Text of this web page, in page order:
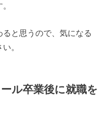
と思うので、気になる
。
ル卒業後に就職を